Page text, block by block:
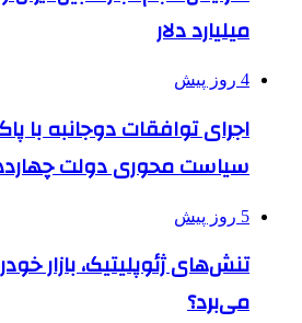
میلیارد دلار
4 روز پیش
اجرای توافقات دوجانبه با
سیاست محوری دولت
5 روز پیش
تنش‌های ژئوپلیتیک، بازار
می‌برد؟